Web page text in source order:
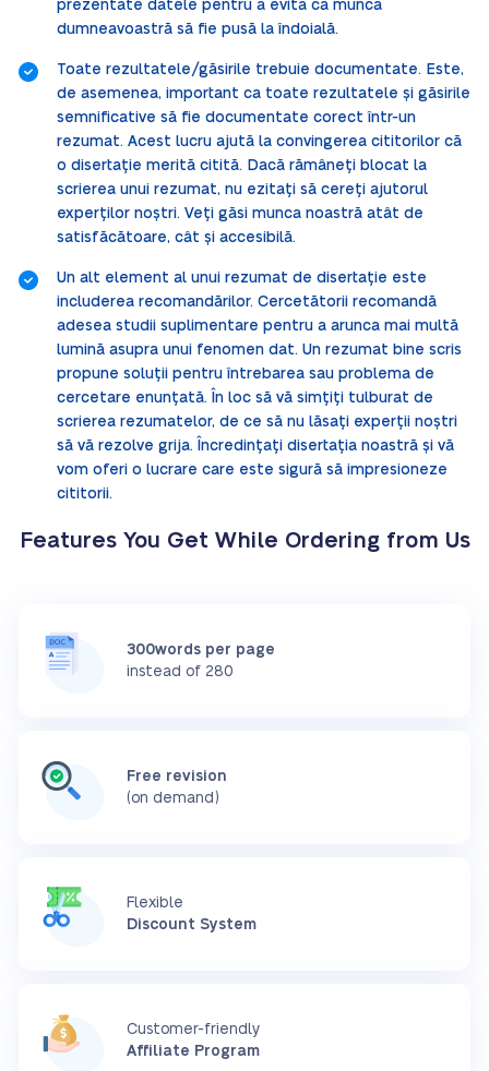
prezentate datele pentru a evita ca munca
dumneavoastră să fie pusă la îndoială.
Toate rezultatele/găsirile trebuie documentate. Este,
de asemenea, important ca toate rezultatele și găsirile
semnificative să fie documentate corect într-un
rezumat. Acest lucru ajută la convingerea cititorilor că
o disertație merită citită. Dacă rămâneți blocat la
scrierea unui rezumat, nu ezitați să cereți ajutorul
experților noștri. Veți găsi munca noastră atât de
satisfăcătoare, cât și accesibilă.
Un alt element al unui rezumat de disertație este
includerea recomandărilor. Cercetătorii recomandă
adesea studii suplimentare pentru a arunca mai multă
lumină asupra unui fenomen dat. Un rezumat bine scris
propune soluții pentru întrebarea sau problema de
cercetare enunțată. În loc să vă simțiți tulburat de
scrierea rezumatelor, de ce să nu lăsați experții noștri
să vă rezolve grija. Încredințați disertația noastră și vă
vom oferi o lucrare care este sigură să impresioneze
cititorii.
Features You Get While Ordering from Us
300words per page
instead of 280
Free revision
(on demand)
Flexible
Discount System
Customer-friendly
Affiliate Program